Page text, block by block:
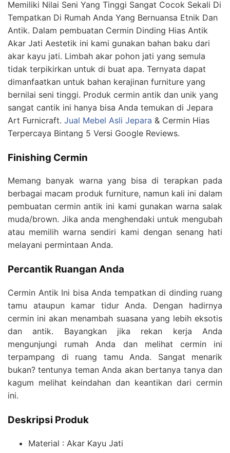
Memiliki Nilai Seni Yang Tinggi Sangat Cocok Sekali Di
Tempatkan Di Rumah Anda Yang Bernuansa Etnik Dan
Antik. Dalam pembuatan Cermin Dinding Hias Antik
Akar Jati Aestetik ini kami gunakan bahan baku dari
akar kayu jati. Limbah akar pohon jati yang semula
tidak terpikirkan untuk di buat apa. Ternyata dapat
dimanfaatkan untuk bahan kerajinan furniture yang
bernilai seni tinggi. Produk cermin antik dan unik yang
sangat cantik ini hanya bisa Anda temukan di Jepara
Art Furnicraft. Jual Mebel Asli Jepara & Cermin Hias
Terpercaya Bintang 5 Versi Google Reviews.
Finishing Cermin
Memang banyak warna yang bisa di terapkan pada
berbagai macam produk furniture, namun kali ini dalam
pembuatan cermin antik ini kami gunakan warna salak
muda/brown. Jika anda menghendaki untuk mengubah
atau memilih warna sendiri kami dengan senang hati
melayani permintaan Anda.
Percantik Ruangan Anda
Cermin Antik Ini bisa Anda tempatkan di dinding ruang
tamu ataupun kamar tidur Anda. Dengan hadirnya
cermin ini akan menambah suasana yang lebih eksotis
dan antik. Bayangkan jika rekan kerja Anda
mengunjungi rumah Anda dan melihat cermin ini
terpampang di ruang tamu Anda. Sangat menarik
bukan? tentunya teman Anda akan bertanya tanya dan
kagum melihat keindahan dan keantikan dari cermin
ini.
Deskripsi Produk
Material : Akar Kayu Jati